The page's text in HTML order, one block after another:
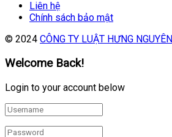
Liên hệ
Chính sách bảo mật
© 2024 CÔNG TY LUẬT HƯNG NGUYÊN
Welcome Back!
Login to your account below